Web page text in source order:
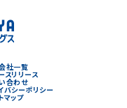
社一覧
スリリース
合わせ
バシーポリシー
マップ